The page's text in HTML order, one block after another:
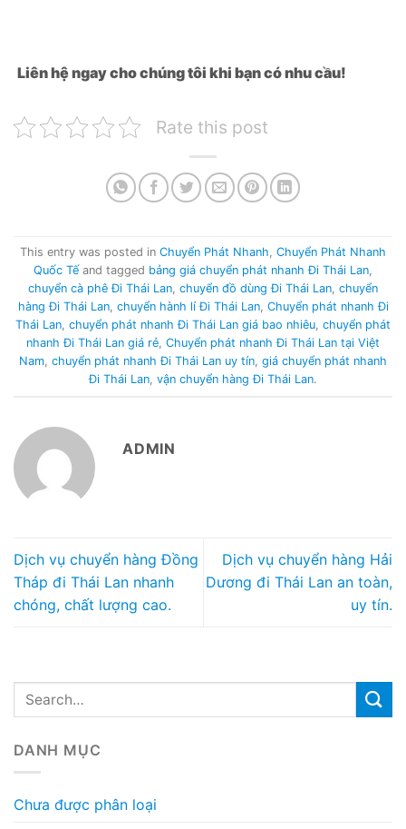
Liên hệ ngay cho chúng tôi khi bạn có nhu cầu!
Rate this post
This entry was posted in Chuyển Phát Nhanh Chuyển Phát Nhanh
Quốc Tế and tagged bảng giá chuyển phát nhanh Đi Thái Lan
chuyển cà phê Đi Thái Lan chuyển đồ dùng Đi Thái Lan chuyển
hàng Đi Thái Lan, chuyển hành lí Đi Thái Lan, Chuyển phát nhanh Đi
Thái Lan chuyển phát nhanh Đi Thái Lan giá bao nhiêu chuyển phát
nhanh Đi Thái Lan giá rẻ Chuyển phát nhanh Đi Thái Lan tại Việt
Nam chuyển phát nhanh Đi Thái Lan uy tín giá chuyển phát nhanh
Đi Thái Lan vận chuyển hàng Đi Thái Lan.
ADMIN
Dịch vụ chuyển hàng Đồng
Tháp đi Thái Lan nhanh
chóng, chất lượng cao.
Dịch vụ chuyển hàng Hải
Dương đi Thái Lan an toàn,
uy tín.
DANH MỤC
Chưa được phân loại